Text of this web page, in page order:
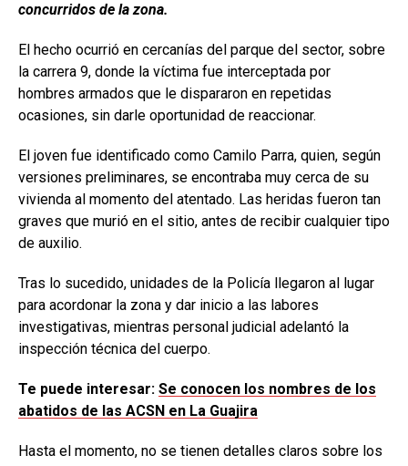
concurridos de la zona.
El hecho ocurrió en cercanías del parque del sector, sobre
la carrera 9, donde la víctima fue interceptada por
hombres armados que le dispararon en repetidas
ocasiones, sin darle oportunidad de reaccionar.
El joven fue identificado como Camilo Parra, quien, según
versiones preliminares, se encontraba muy cerca de su
vivienda al momento del atentado. Las heridas fueron tan
graves que murió en el sitio, antes de recibir cualquier tipo
de auxilio.
Tras lo sucedido, unidades de la Policía llegaron al lugar
para acordonar la zona y dar inicio a las labores
investigativas, mientras personal judicial adelantó la
inspección técnica del cuerpo.
Te puede interesar: Se conocen los nombres de los
abatidos de las ACSN en La Guajira
Hasta el momento, no se tienen detalles claros sobre los